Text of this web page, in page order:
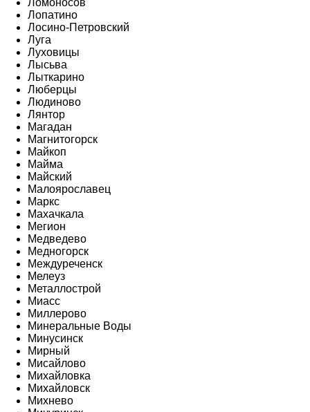
Ломоносов
Лопатино
Лосино-Петровский
Луга
Луховицы
Лысьва
Лыткарино
Люберцы
Людиново
Лянтор
Магадан
Магнитогорск
Майкоп
Майма
Майский
Малоярославец
Маркс
Махачкала
Мегион
Медведево
Медногорск
Междуреченск
Мелеуз
Металлострой
Миасс
Миллерово
Минеральные Воды
Минусинск
Мирный
Мисайлово
Михайловка
Михайловск
Михнево